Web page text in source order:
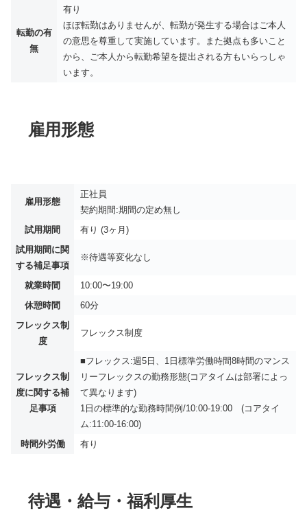
転勤の有
無
有り
ほぼ転勤はありませんが、転勤が発生する場合はご本人
の意思を尊重して実施しています。また拠点も多いこと
から、ご本人から転勤希望を提出される方もいらっしゃ
います。
雇用形態
雇用形態
正社員
契約期間:期間の定め無し
試用期間
有り (3ヶ月)
試用期間に関
する補足事項
※待遇等変化なし
就業時間
10:00〜19:00
休憩時間
60分
フレックス制
度
フレックス制度
フレックス制
度に関する補
足事項
■フレックス:週5日、1日標準労働時間8時間のマンス
リーフレックスの勤務形態(コアタイムは部署によっ
て異なります)
1日の標準的な勤務時間例/10:00‐19:00 (コアタイ
ム:11:00‐16:00)
時間外労働
有り
待遇・給与・福利厚生